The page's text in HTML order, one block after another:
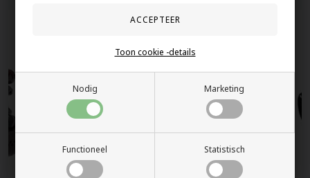
Nodig Marketing
Functioneel Statistisch
Toon cookie -details